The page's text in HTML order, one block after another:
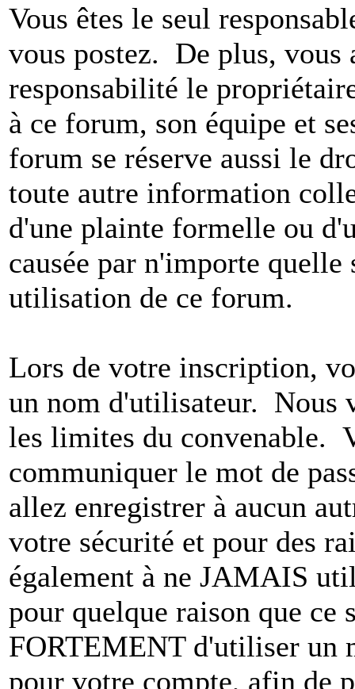
Vous êtes le seul
vous postez. De plus, vous
responsabilité le
à ce forum, son équipe et
forum se réserve aussi le
toute autre information
d'une plainte formelle ou
causée par n'importe
utilisation de ce forum.
Lors de votre inscription,
un nom d'utilisateur. Nous
les limites du convenable.
communiquer le mot de
allez enregistrer à aucun
votre sécurité et pour des
également à ne JAMAIS
pour quelque raison que
FORTEMENT d'utiliser un
pour votre compte, afin de